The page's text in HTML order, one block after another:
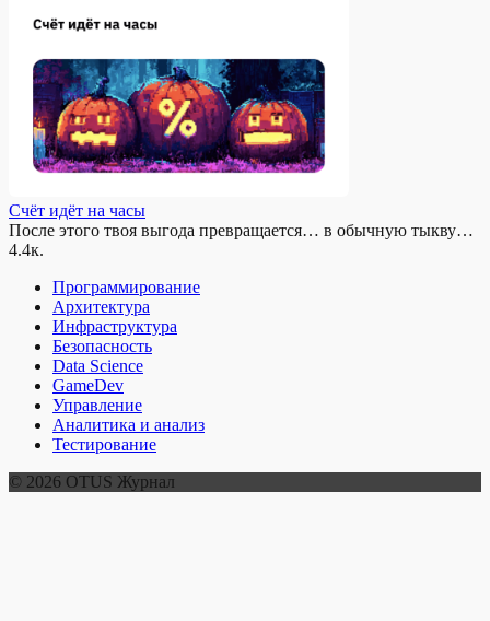
Счёт идёт на часы
После этого твоя выгода превращается… в обычную тыкву…
4.4к.
Программирование
Архитектура
Инфраструктура
Безопасность
Data Science
GameDev
Управление
Аналитика и анализ
Тестирование
© 2026 OTUS Журнал